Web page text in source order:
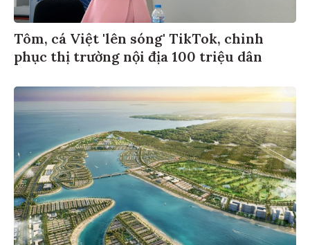
Tôm, cá Việt 'lên sóng' TikTok, chinh
phục thị trường nội địa 100 triệu dân